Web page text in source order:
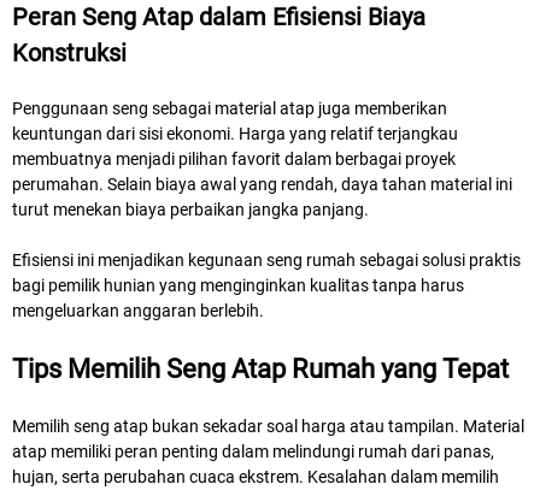
Peran Seng Atap dalam Efisiensi Biaya
Konstruksi
Penggunaan seng sebagai material atap juga memberikan
keuntungan dari sisi ekonomi. Harga yang relatif terjangkau
membuatnya menjadi pilihan favorit dalam berbagai proyek
perumahan. Selain biaya awal yang rendah, daya tahan material ini
turut menekan biaya perbaikan jangka panjang.
Efisiensi ini menjadikan kegunaan seng rumah sebagai solusi praktis
bagi pemilik hunian yang menginginkan kualitas tanpa harus
mengeluarkan anggaran berlebih.
Tips Memilih Seng Atap Rumah yang Tepat
Memilih seng atap bukan sekadar soal harga atau tampilan. Material
atap memiliki peran penting dalam melindungi rumah dari panas,
hujan, serta perubahan cuaca ekstrem. Kesalahan dalam memilih